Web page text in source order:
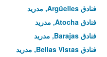
فنادق Argüelles, مدريد
فنادق Atocha, مدريد
فنادق Barajas, مدريد
فنادق Bellas Vistas, مدريد